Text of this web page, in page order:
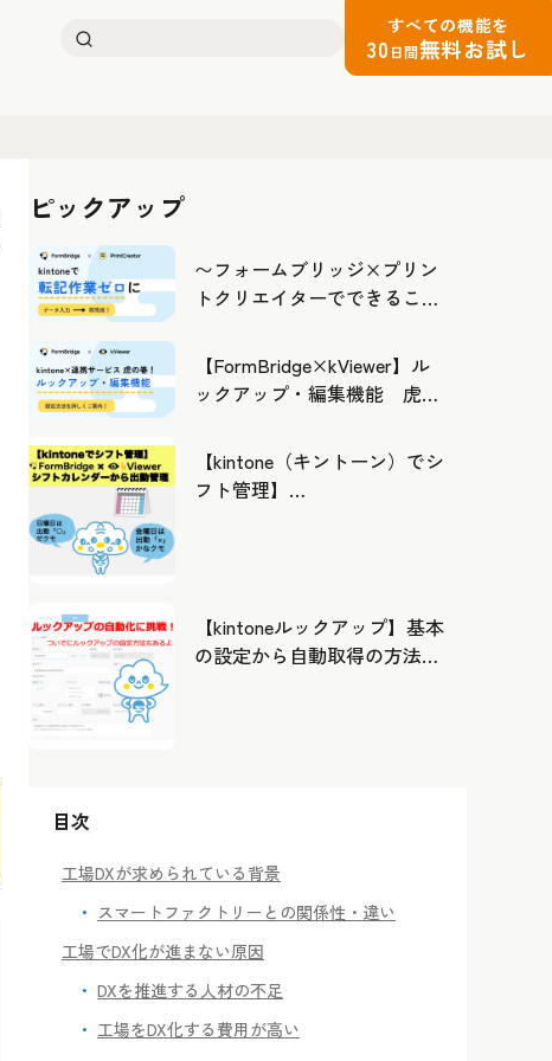
検
すべての機能を
30 日間無料お試し
ピックアップ
〜フォームブリッジ×プリン
トクリエイターでできるこ
よう
【FormBridge×kViewer】ル
ックアップ・編集機能 虎の
【kintone（キントーン）でシ
フト管理】
【kintoneルックアップ】基本
の設定から自動取得の方法ま
目次
工場DXが求められている背景
スマートファクトリーとの関係性・違い
工場でDX化が進まない原因
DXを推進する人材の不足
工場をDX化する費用が高い